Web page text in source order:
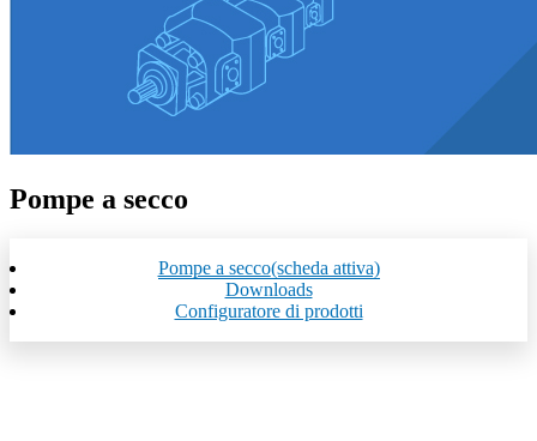
Pompe a secco
Pompe a secco(scheda attiva)
Downloads
Configuratore di prodotti